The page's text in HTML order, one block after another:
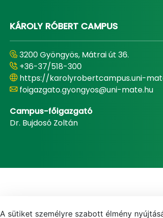
KÁROLY RÓBERT CAMPUS
3200 Gyöngyös, Mátrai út 36.
+36-37/518-300
https://karolyrobertcampus.uni-
foigazgato.gyongyos@uni-mate.hu
Campus-főigazgató
Dr. Bujdosó Zoltán
A sütiket személyre szabott élmény